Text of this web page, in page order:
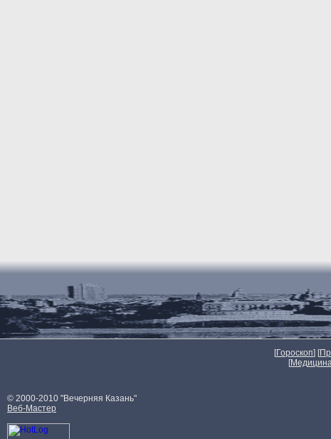
[Гороскоп] [
[
© 2000-2010 "Вечерняя Казань"
Веб-Мастер